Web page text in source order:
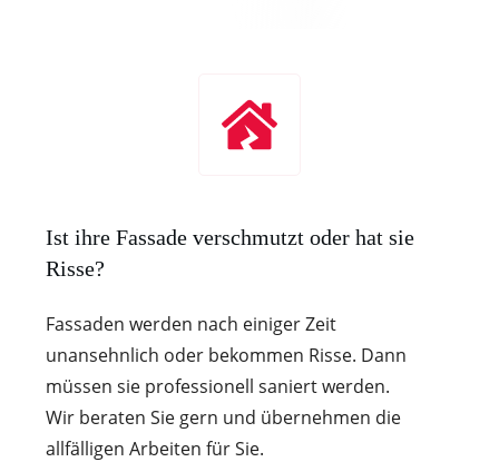
Ist ihre Fassade verschmutzt oder hat sie
Risse?
Fassaden werden nach einiger Zeit
unansehnlich oder bekommen Risse. Dann
müssen sie professionell saniert werden.
Wir beraten Sie gern und übernehmen die
allfälligen Arbeiten für Sie.